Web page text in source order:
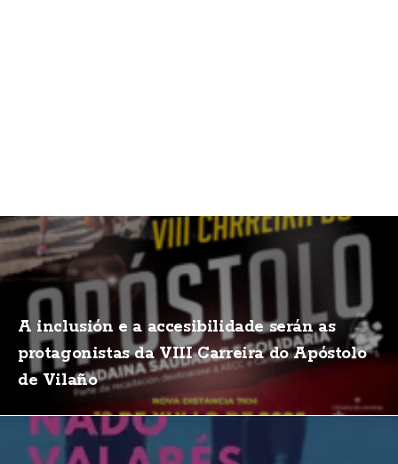
A inclusión e a accesibilidade serán as
protagonistas da VIII Carreira do Apóstolo
de Vilaño